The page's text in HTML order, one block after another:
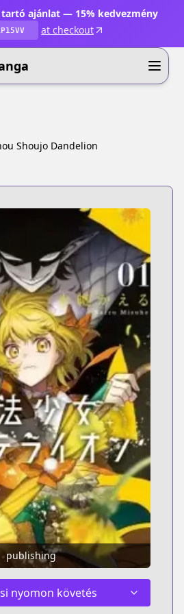
ajánlat — 15% kedvezmény
at checkout
Shoujo Dandelion
publishing
nyomon követés